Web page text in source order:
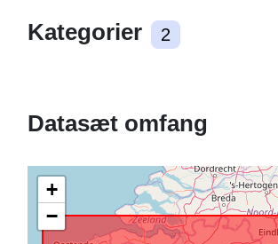
Kategorier 2
Datasæt omfang
+
−